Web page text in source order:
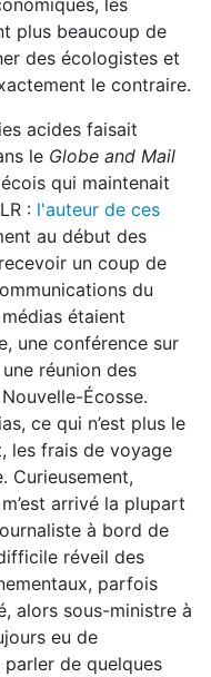
les
plus beaucoup de
des écologistes et
le contraire.
acides faisait
le Globe and Mail
qui maintenait
: l'auteur de ces
au début des
un coup de
du
étaient
une conférence sur
réunion des
Écosse.
ce qui n’est plus le
les frais de voyage
Curieusement,
arrivé la plupart
à bord de
réveil des
parfois
alors sous-ministre à
eu de
parler de quelques